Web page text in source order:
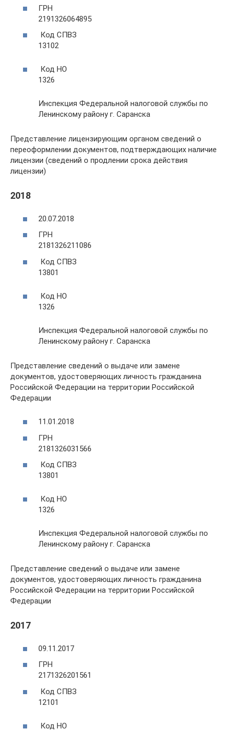
ГРН
2191326064895
Код СПВЗ
13102
Код НО
1326
Инспекция Федеральной налоговой службы по
Ленинскому району г. Саранска
Представление лицензирующим органом сведений о
переоформлении документов, подтверждающих наличие
лицензии (сведений о продлении срока действия
лицензии)
2018
20.07.2018
ГРН
2181326211086
Код СПВЗ
13801
Код НО
1326
Инспекция Федеральной налоговой службы по
Ленинскому району г. Саранска
Представление сведений о выдаче или замене
документов, удостоверяющих личность гражданина
Российской Федерации на территории Российской
Федерации
11.01.2018
ГРН
2181326031566
Код СПВЗ
13801
Код НО
1326
Инспекция Федеральной налоговой службы по
Ленинскому району г. Саранска
Представление сведений о выдаче или замене
документов, удостоверяющих личность гражданина
Российской Федерации на территории Российской
Федерации
2017
09.11.2017
ГРН
2171326201561
Код СПВЗ
12101
Код НО